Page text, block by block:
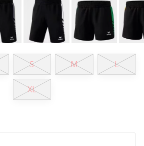
min.
S M L
XL